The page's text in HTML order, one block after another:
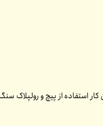
کار استفاده از پیچ و